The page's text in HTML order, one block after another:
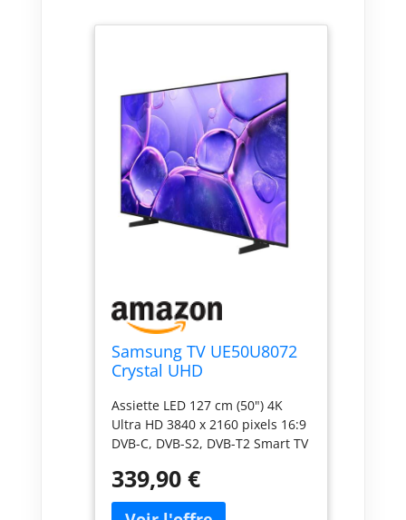
Samsung TV UE50U8072
Crystal UHD
Assiette LED 127 cm (50") 4K
Ultra HD 3840 x 2160 pixels 16:9
DVB-C, DVB-S2, DVB-T2 Smart TV
plage dynamique élevée (HDR)
Montage standard VESA 200 x
339,90 €